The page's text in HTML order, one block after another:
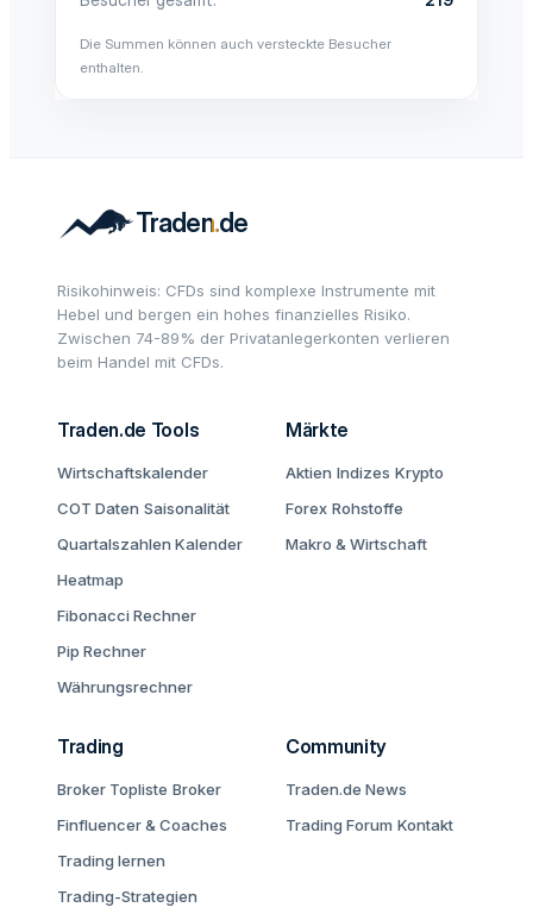
Die Summen können auch versteckte Besucher
enthalten.
Risikohinweis: CFDs sind komplexe Instrumente mit
Hebel und bergen ein hohes finanzielles Risiko.
Zwischen 74-89% der Privatanlegerkonten verlieren
beim Handel mit CFDs.
Traden.de Tools
Wirtschaftskalender
COT Daten Saisonalität
Quartalszahlen Kalender
Heatmap
Fibonacci Rechner
Pip Rechner
Währungsrechner
Märkte
Aktien Indizes Krypto
Forex Rohstoffe
Makro & Wirtschaft
Trading
Broker Topliste Broker
Finfluencer & Coaches
Trading lernen
Trading-Strategien
Community
Traden.de News
Trading Forum Kontakt